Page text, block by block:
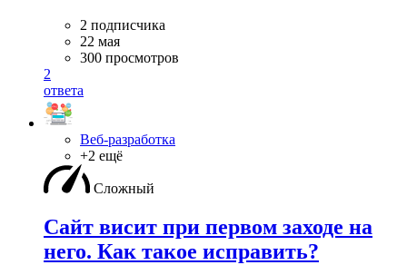
2 подписчика
22 мая
300 просмотров
2
ответа
Веб-разработка
+2 ещё
Сложный
Сайт висит при первом заходе на
него. Как такое исправить?